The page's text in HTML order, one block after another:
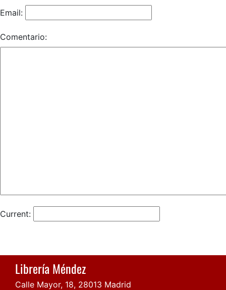
Email:
Comentario:
Current:
Librería Méndez
Calle Mayor, 18, 28013 Madrid